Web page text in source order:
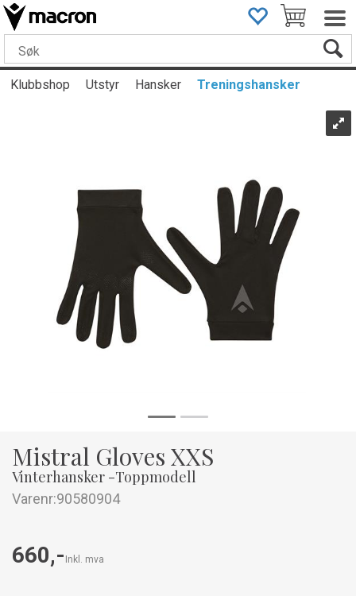
Klubbshop Utstyr Hansker Treningshansker
Mistral Gloves XXS
Vinterhansker -Toppmodell
Varenr:90580904
660,- Inkl. mva